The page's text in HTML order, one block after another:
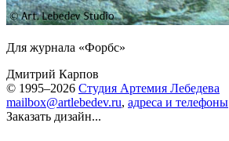
Для журнала «Форбс»
Дмитрий Карпов
© 1995–2026 Студия Артемия Лебедева
mailbox@artlebedev.ru, адреса и телефоны
Заказать дизайн...